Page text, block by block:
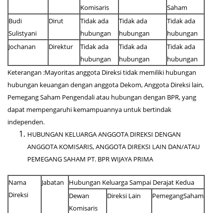
Komisaris
Saham
Budi
Sulistyani
Dirut
Tidak ada
hubungan
Tidak ada
hubungan
Tidak ada
hubungan
Jochanan
Direktur
Tidak ada
hubungan
Tidak ada
hubungan
Tidak ada
hubungan
Keterangan :Mayoritas anggota Direksi tidak memiliki hubungan
hubungan keuangan dengan anggota Dekom, Anggota Direksi lain,
Pemegang Saham Pengendali atau hubungan dengan BPR, yang
dapat mempengaruhi kemampuannya untuk bertindak
independen.
HUBUNGAN KELUARGA ANGGOTA DIREKSI DENGAN
ANGGOTA KOMISARIS, ANGGOTA DIREKSI LAIN DAN/ATAU
PEMEGANG SAHAM PT. BPR WIJAYA PRIMA
Nama
Direksi
Jabatan
Hubungan Keluarga Sampai Derajat Kedua
Dewan
Komisaris
Direksi Lain PemegangSaham